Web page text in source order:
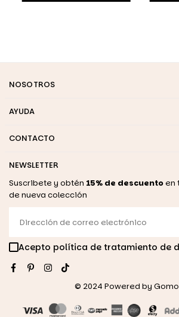
NOSOTROS
AYUDA
CONTACTO
NEWSLETTER
Suscribete y obtén 15% de descuentoen
de nueva colección
Acepto política de tratamiento de
FacebookPinterestInstagram
© 2024 Powered by